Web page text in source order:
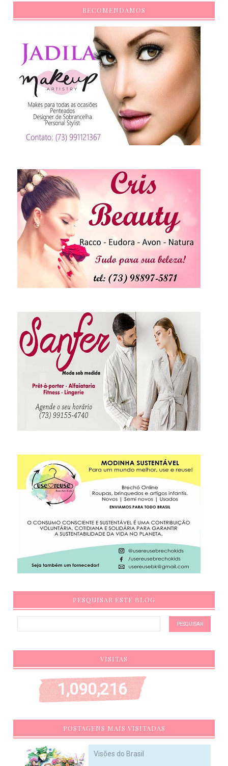
RECOMENDAMOS
PESQUISAR ESTE BLOG
VISITAS
1,090,216
POSTAGENS MAIS VISITADAS
Visões do Brasil